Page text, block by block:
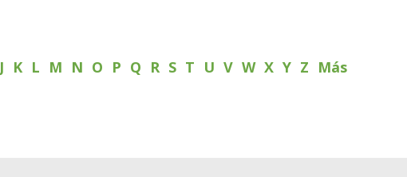
J K L M N O P Q R S T U V W X Y Z Más